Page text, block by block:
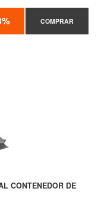
COMPRAR
CONTENEDOR DE